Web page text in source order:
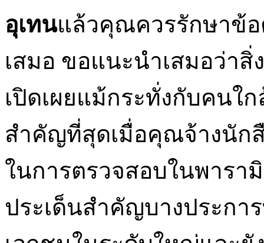
อุเทนแล้วคุณควรรักษาข้
เสมอ ขอแนะนำเสมอว่า
เปิดเผยแม้กระทั่งกับคน
สำคัญที่สุดเมื่อคุณจ้างนัก
ในการตรวจสอบในพารา
ประเด็นสำคัญบางประก